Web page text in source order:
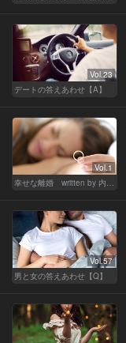
Vol.23
デートの答えあわせ【A】
Vol.1
Vol.57
男と女の答えあわせ【Q】